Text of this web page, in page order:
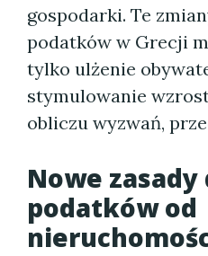
gospodarki. Te
podatków w Grecji
tylko ulżenie
stymulowanie
obliczu wyzwań,
Nowe zasady
podatków od